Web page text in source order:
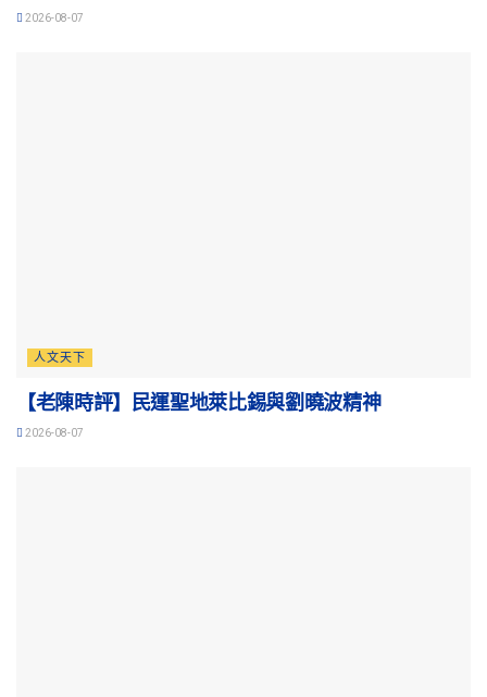
2026-08-07
人文天下
【老陳時評】民運聖地萊比錫與劉曉波精神
2026-08-07